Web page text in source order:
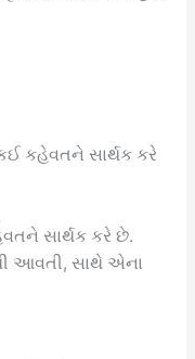
કહેવતને સાર્થક કરે
સાર્થક કરે છે.
આવતી, સાથે એના